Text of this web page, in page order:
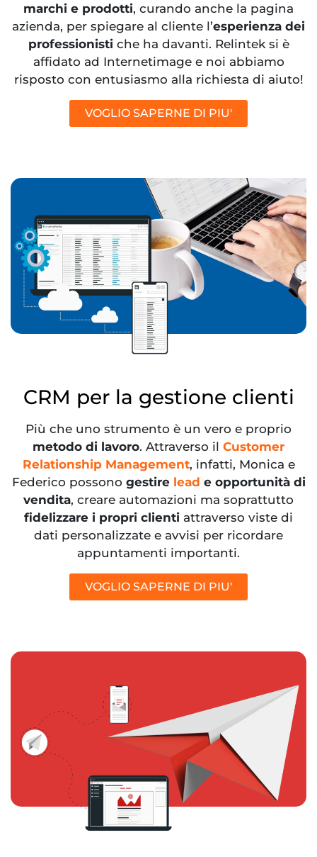
marchi e prodotti, curando anche la pagina
azienda, per spiegare al cliente l’esperienza dei
professionisti che ha davanti. Relintek si è
affidato ad Internetimage e noi abbiamo
risposto con entusiasmo alla richiesta di aiuto!
VOGLIO SAPERNE DI PIU'
CRM per la gestione clienti
Più che uno strumento è un vero e proprio
metodo di lavoro. Attraverso il Customer
Relationship Management, infatti, Monica e
Federico possono gestire lead e opportunità di
vendita, creare automazioni ma soprattutto
fidelizzare i propri clienti attraverso viste di
dati personalizzate e avvisi per ricordare
appuntamenti importanti.
VOGLIO SAPERNE DI PIU'